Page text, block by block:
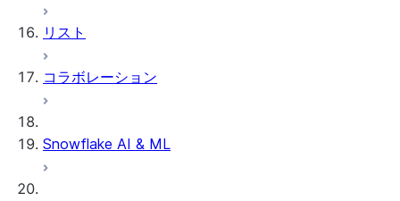
DCM Projects
Snowflakeでのdbtプロジェクト
リスト
コラボレーション
Snowflake AI & ML